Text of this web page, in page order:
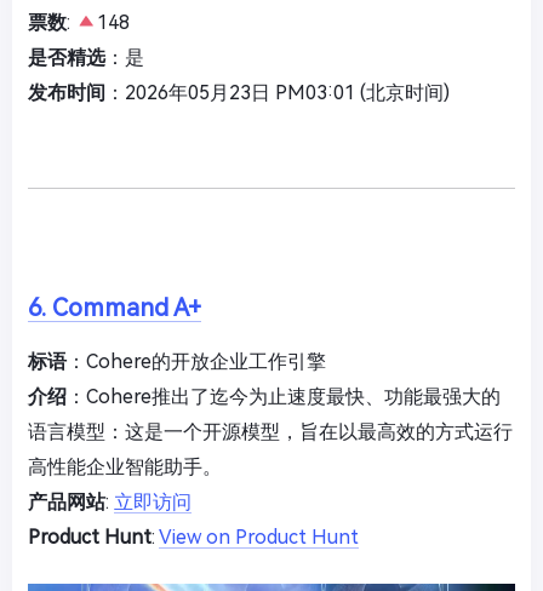
票数:
148
是否精选：是
发布时间 ：2026年05月23日 PM03:01 (北京时间)
6. Command A+
标语：Cohere的开放企业工作引擎
介绍 ：Cohere推出了迄今为止速度最快、功能最强大的
语言模型：这是一个开源模型，旨在以最高效的方式运行
高性能企业智能助手。
产品网站: 立即访问
Product Hunt: View on Product Hunt